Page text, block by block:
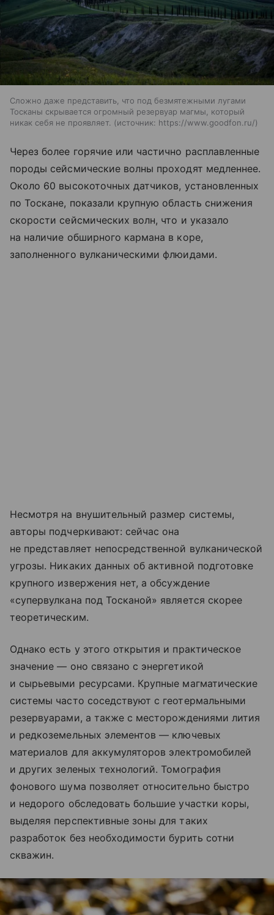
Сложно даже представить, что под безмятежными лугами
Тосканы скрывается огромный резервуар магмы, который
никак себя не проявляет.
источник: https://www.goodfon.ru/
Через более горячие или частично расплавленные
породы сейсмические волны проходят медленнее.
Около 60 высокоточных датчиков, установленных
по Тоскане, показали крупную область снижения
скорости сейсмических волн, что и указало
на наличие обширного кармана в коре,
заполненного вулканическими флюидами.
Несмотря на внушительный размер системы,
авторы подчеркивают: сейчас она
не представляет непосредственной вулканической
угрозы. Никаких данных об активной подготовке
крупного извержения нет, а обсуждение
«супервулкана под Тосканой» является скорее
теоретическим.
Однако есть у этого открытия и практическое
значение — оно связано с энергетикой
и сырьевыми ресурсами. Крупные магматические
системы часто соседствуют с геотермальными
резервуарами, а также с месторождениями лития
и редкоземельных элементов — ключевых
материалов для аккумуляторов электромобилей
и других зеленых технологий. Томография
фонового шума позволяет относительно быстро
и недорого обследовать большие участки коры,
выделяя перспективные зоны для таких
разработок без необходимости бурить сотни
скважин.